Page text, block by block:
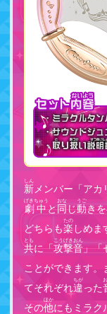
新
しん
メンバー「アカ
劇中
げきちゅう
と同
おな
じ動
うご
きを
どちらも楽
たの
しめま
共
とも
に「攻撃音
こうげきおん
」「
ことができます。
てそれぞれ違
ちが
った
その他
ほか
にもミラク